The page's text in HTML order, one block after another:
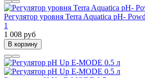
Регулятор уровня Terra Aquatica pH-
1
1 008 руб
В корзину